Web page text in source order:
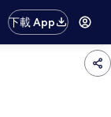
下載 App